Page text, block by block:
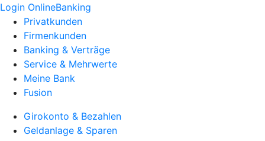
Login OnlineBanking
Privatkunden
Firmenkunden
Banking & Verträge
Service & Mehrwerte
Meine Bank
Fusion
Girokonto & Bezahlen
Geldanlage & Sparen